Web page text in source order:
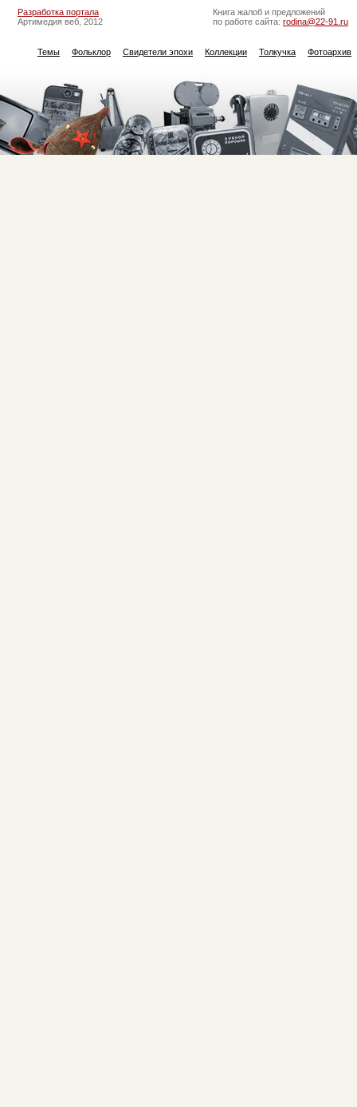
Разработка портала
Артимедия веб, 2012
Книга жалоб и предложений
по работе сайта: rodina@22-91.ru
Темы Фольклор Свидетели эпохи Коллекции Толкучка Фотоархив